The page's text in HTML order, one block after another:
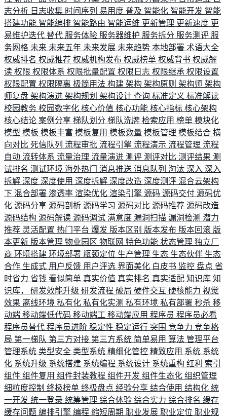
志分析 日志收集 时间序列 易用度 普及 智能化 智能开发 智能
搭建功能 智能编排 智能路由 智能运维 更新管理 更新速度 更
易维护迭代 替代 服务体验 服务器维护 服务拆分 服务测评 服
务网格 未来 未来五年 未来发展 未来趋势 本地部署 术语大全
权威排名 权威推荐 权威机构发布 权威榜单 权威背书 权威解
读 权限 权限体系 权限批量配置 权限日志 权限继承 权限设置
权限配置 权限隔离 极简用法 构建 架构 架构原则 架构师 架构
师复盘 架构演进 架构规划 架构设计 查询 标准定义 标准解读
校园教务 校园数字化 核心价值 核心功能 核心指标 核心架构
核心结论 案例分享 梯队划分 梯队洗牌 检索应用 榜单 模块化
模型 模板 模板丰富 模板复用 模板数量 模板管理 模板结合 横
向对比 死信队列 流程审批 流程引擎 流程演示 流程管理 流程
自动 流转体系 流量治理 流量演进 测评 测评对比 测评结果 测
试排名 测试环境 海外热门 消息推送 消息队列 淘汰 深入 深入
拆解 深度 深度使用 深度拆解 深度改造 深度测评 混合云架构
下 混合部署 渗透率 渲染优化 渲染引擎 源码 源码交付 源码优
化 源码分享 源码剖析 源码学习 源码对比 源码推荐 源码改造
源码结构 源码解读 源码调试 满意度 漏洞扫描 漏洞检测 潜力
推荐 灵活配置 热门平台 爆发 版本区别 版本发布 版本回滚 版
本更新 版本管理 物业园区 物联网 特色功能 状态管理 独立厂
商 环境搭建 环境部署 瓶颈定位 生产管理 生态 生态伙伴 生态
合作 生成式 用户反馈 用户评选 界面美化 白皮书 监控 盘点 省
时省力 省钱 看似简单 真实价值 真实排名 真实适配 知识库 知
识库， 研发效能升级 研发流程 破局 硬件交互 硬核能力 视觉
效果 离线环境 私有化 私有化实测 私有环境 私有部署 秒杀 移
动端 移动端低代码 移动端工 移动端应用 程序员 程序员必看
程序员替代 程序员进阶 稳定性 稳定运行 突围 竞争力 竞争格
局 第一梯队 第三方对接 第三方系统 简单易用 算法 管理平台
管理系统 类型安全 类型系统 精细化管控 精致应用 系统 系统
化 系统升级 系统搭建 系统编程 系统设计 系统重构 红利 索引
组件 组件复用 组件封装教程 组件开发 组件生态化 组织管理
细粒度控制 终极榜单 终极盘点 经验分享 结合使用 结构化 统
一开发 统一登录 统筹管理 综合体验 综合实力 综合排名 缓存
缓存问题 编排引擎 编程 缩短周期 职业发展 职业定位 职业规